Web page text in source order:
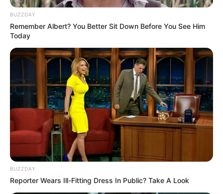
BUZZDAY
Remember Albert? You Better Sit Down Before You See Him
Today
BUZZDAY
Reporter Wears Ill-Fitting Dress In Public? Take A Look